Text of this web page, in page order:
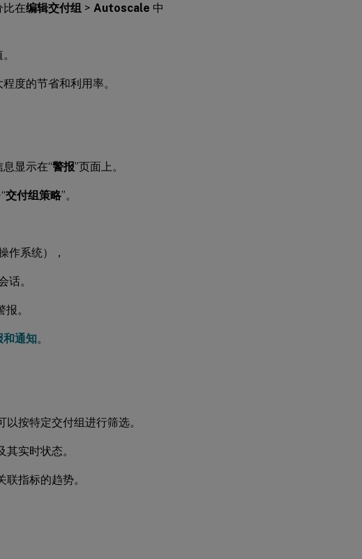
比在编辑交付组 > Autoscale 中
度的节省和利用率。
显示在“警报”页面上。
交付组策略”。
作系统），
话。
。
和通知。
按特定交付组进行筛选。
实时状态。
指标的趋势。